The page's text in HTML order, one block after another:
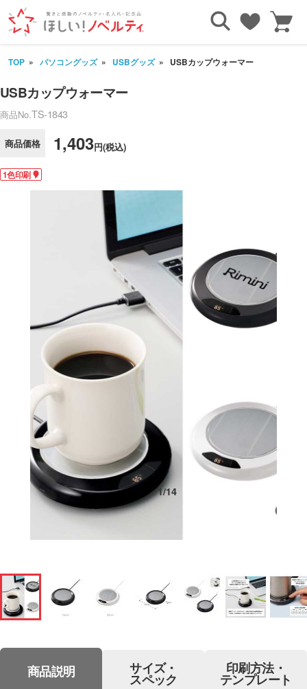
TOP パソコングッズ USBグッズ USBカップウォーマー
USBカップウォーマー
商品No.TS-1843
商品価格 1,403円(税込)
1色印刷
1/14
商品説明 サイズ・
スペック
印刷方法・
テンプレート